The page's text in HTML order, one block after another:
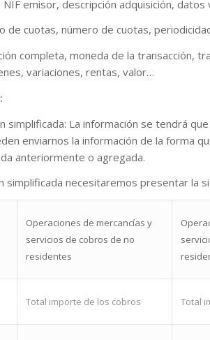
emisor, descripción adquisición, datos
de cuotas, número de cuotas,
completa, moneda de la transacción,
variaciones, rentas, valor…
simplificada: La información se tendrá
enviarnos la información de la forma
anteriormente o agregada.
simplificada necesitaremos presentar la
Operaciones de mercancías y
servicios de cobros de no
residentes
Total importe de los cobros Total